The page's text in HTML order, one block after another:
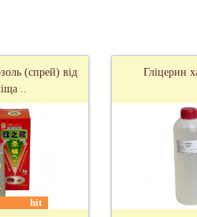
(спрей) від
..
hit
Гліцерин